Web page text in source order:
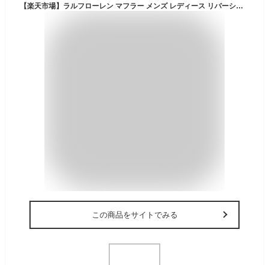
【楽天市場】ラルフローレン マフラー メンズ レディース リバーシブル 無地 プレゼント ストール ウール ポロ ポロラルフローレン クリスマス ギフト プレゼント 男性 女性 POLO RALPH LAUREN Scarf PC0455 【メール便送料無料】[M便 1/1]：ＫＯＴＥＮ 楽天市場支店
この商品をサイトでみる